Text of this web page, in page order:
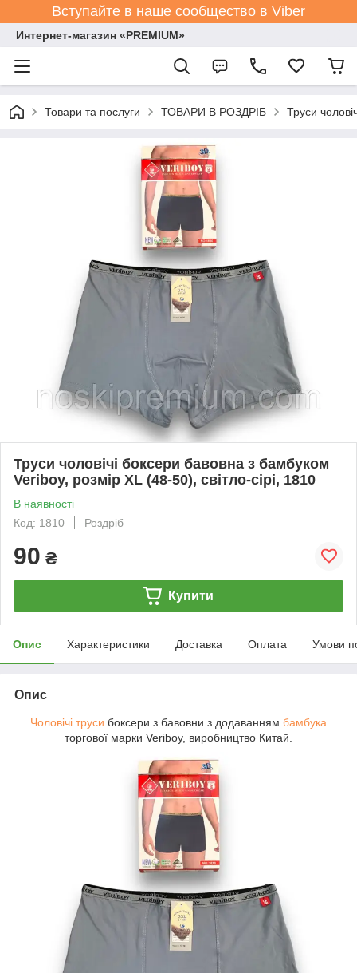
Вступайте в наше сообщество в Viber
Интернет-магазин «PREMIUM»
Товари та послуги ТОВАРИ В РОЗДРІБ Труси
Труси чоловічі боксери бавовна з бамбуком
Veriboy, розмір XL (48-50), світло-сірі, 1810
В наявності
Код: 1810
Роздріб
90 ₴
Купити
Опис Характеристики Доставка Оплата Умови
Опис
Чоловічі труси боксери з бавовни з додаванням бамбука
торгової марки Veriboy, виробництво Китай.